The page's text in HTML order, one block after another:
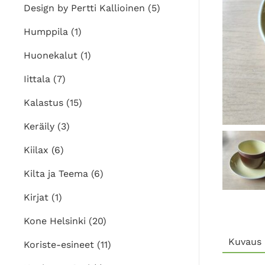
Kuvaus
Design by Pertti Kallioinen (5)
Humppila (1)
Huonekalut (1)
Iittala (7)
Kalastus (15)
Keräily (3)
Kiilax (6)
Kilta ja Teema (6)
Kirjat (1)
Kone Helsinki (20)
Koriste-esineet (11)